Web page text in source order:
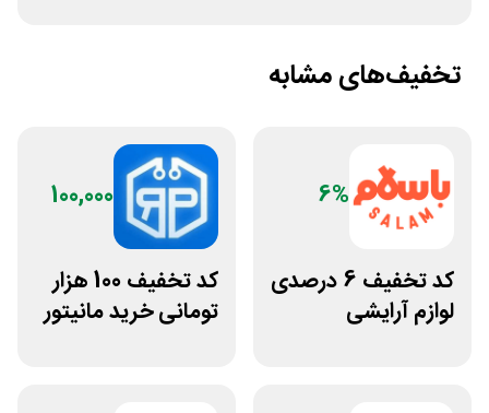
تخفیف‌های مشابه
6%
کد تخفیف 6 درصدی
لوازم آرایشی
100,000
کد تخفیف 100 هزار
تومانی خرید مانیتور